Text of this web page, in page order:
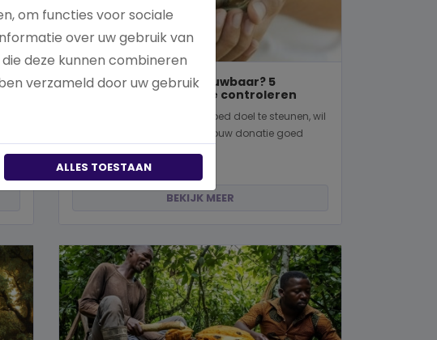
Is een goed doel betrouwbaar? 5
manieren om dit zelf te controleren
Wanneer je besluit om een goed doel te steunen, wil
je natuurlijk zeker weten dat jouw donatie goed
BEKIJK MEER
om functies voor sociale
over uw gebruik van
deze kunnen combineren
verzameld door uw gebruik
ALLES TOESTAAN